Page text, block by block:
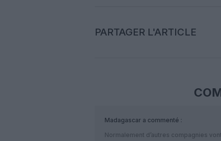
PARTAGER L'ARTICLE
Madagascar a commenté :
Normalement d’autres compagnies